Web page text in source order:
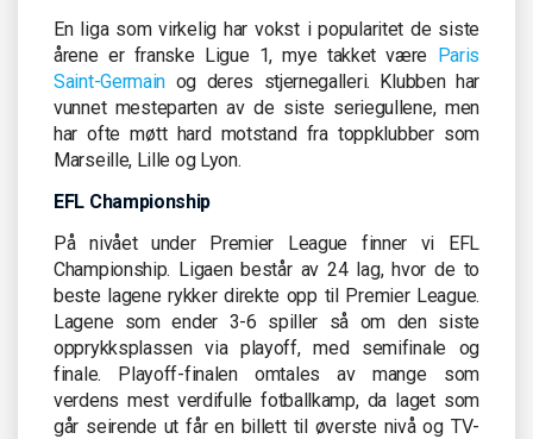
En liga som virkelig har vokst i popularitet de siste
årene er franske Ligue 1, mye takket være Paris
Saint-Germain og deres stjernegalleri. Klubben har
vunnet mesteparten av de siste seriegullene, men
har ofte møtt hard motstand fra toppklubber som
Marseille, Lille og Lyon.
EFL Championship
På nivået under Premier League finner vi EFL
Championship. Ligaen består av 24 lag, hvor de to
beste lagene rykker direkte opp til Premier League.
Lagene som ender 3-6 spiller så om den siste
opprykksplassen via playoff, med semifinale og
finale. Playoff-finalen omtales av mange som
verdens mest verdifulle fotballkamp, da laget som
går seirende ut får en billett til øverste nivå og TV-